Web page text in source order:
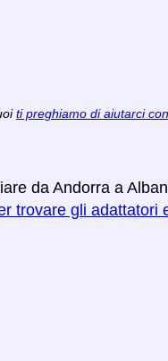
ti preghiamo di aiutarci
da Andorra a
trovare gli adattatori